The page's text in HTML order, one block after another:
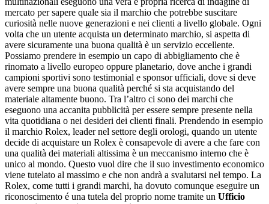
mercato per sapere quale sia il marchio che potrebbe suscitare
curiosità nelle nuove generazioni e nei clienti a livello globale. Ogni
volta che un utente acquista un determinato marchio, si aspetta di
avere sicuramente una buona qualità è un servizio eccellente.
Possiamo prendere in esempio un capo di abbigliamento che è
rinomato a livello europeo oppure planetario, dove anche i grandi
campioni sportivi sono testimonial e sponsor ufficiali, dove si deve
avere sempre una buona qualità perché si sta acquistando del
materiale altamente buono. Tra l’altro ci sono dei marchi che
eseguono una accanita pubblicità per essere sempre presente nella
vita quotidiana o nei desideri dei clienti finali. Prendendo in esempio
il marchio Rolex, leader nel settore degli orologi, quando un utente
decide di acquistare un Rolex è consapevole di avere a che fare con
una qualità dei materiali altissima è un meccanismo interno che è
unico al mondo. Questo vuol dire che il suo investimento economico
viene tutelato al massimo e che non andrà a svalutarsi nel tempo. La
Rolex, come tutti i grandi marchi, ha dovuto comunque eseguire un
riconoscimento é una tutela del proprio nome tramite un Ufficio